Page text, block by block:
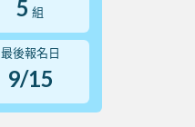
5 組
最後報名日
9/15